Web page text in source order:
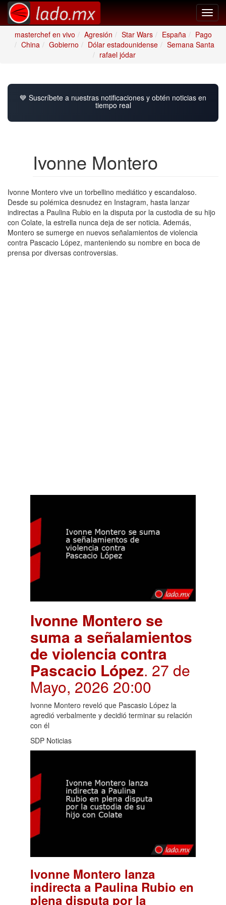
masterchef en vivo
Agresión Star Wars España
Pago
China
Gobierno Dólar estadounidense
Semana Santa
rafael jódar
💙 Suscríbete a nuestras notificaciones y obtén noticias en
tiempo real
Ivonne Montero
Ivonne Montero vive un torbellino mediático y escandaloso.
Desde su polémica desnudez en Instagram, hasta lanzar
indirectas a Paulina Rubio en la disputa por la custodia de su hijo
con Colate, la estrella nunca deja de ser noticia. Además,
Montero se sumerge en nuevos señalamientos de violencia
contra Pascacio López, manteniendo su nombre en boca de
prensa por diversas controversias.
Ivonne Montero se
suma a señalamientos
de violencia contra
Pascacio López. 27 de
Mayo, 2026 20:00
Ivonne Montero reveló que Pascasio López la
agredió verbalmente y decidió terminar su relación
con él
SDP Noticias
Ivonne Montero lanza
indirecta a Paulina Rubio en
plena disputa por la